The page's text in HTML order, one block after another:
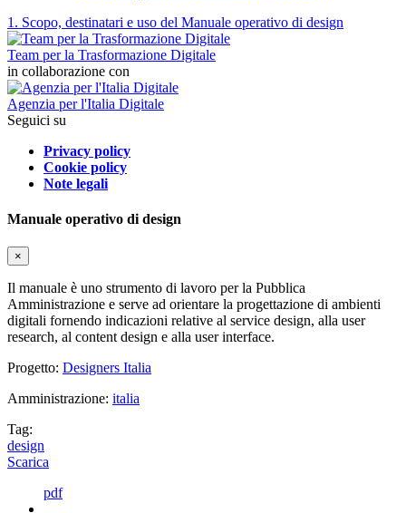
1. Scopo, destinatari e uso del Manuale operativo di design
Team per la Trasformazione Digitale
in collaborazione con
Agenzia per l'Italia Digitale
Seguici su
Privacy policy
Cookie policy
Note legali
Manuale operativo di design
×
Il manuale è uno strumento di lavoro per la Pubblica
Amministrazione e serve ad orientare la progettazione di ambienti
digitali fornendo indicazioni relative al service design, alla user
research, al content design e alla user interface.
Progetto: Designers Italia
Amministrazione: italia
Tag:
design
Scarica
pdf